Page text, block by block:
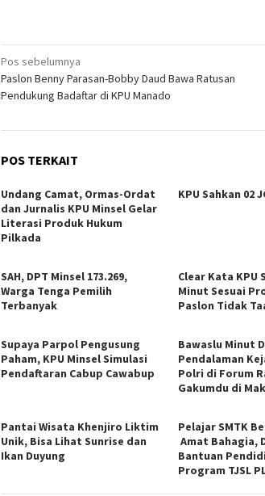
Navigasi
pos
Pos sebelumnya
Paslon Benny Parasan-Bobby Daud Bawa Ratusan
Pendukung Badaftar di KPU Manado
POS TERKAIT
Undang Camat, Ormas-Ordat
dan Jurnalis KPU Minsel Gelar
Literasi Produk Hukum
Pilkada
KPU Sahkan 02
SAH, DPT Minsel 173.269,
Warga Tenga Pemilih
Terbanyak
Clear Kata KPU
Minut Sesuai
Paslon Tidak
Supaya Parpol Pengusung
Paham, KPU Minsel Simulasi
Pendaftaran Cabup Cawabup
Bawaslu Minut
Pendalaman
Polri di Forum
Gakumdu di
Pantai Wisata Khenjiro Liktim
Unik, Bisa Lihat Sunrise dan
Ikan Duyung
Pelajar SMTK
Amat Bahagia,
Bantuan
Program TJSL